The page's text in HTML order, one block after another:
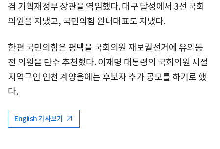
겸 기획재정부 장관을 역임했다. 대구 달성에서 3선 국회
의원을 지냈고, 국민의힘 원내대표도 지냈다.
한편 국민의힘은 평택을 국회의원 재보궐선거에 유의동
전 의원을 단수 추천했다. 이재명 대통령의 국회의원 시절
지역구인 인천 계양을에는 후보자 추가 공모를 하기로 했
다.
English 기사보기